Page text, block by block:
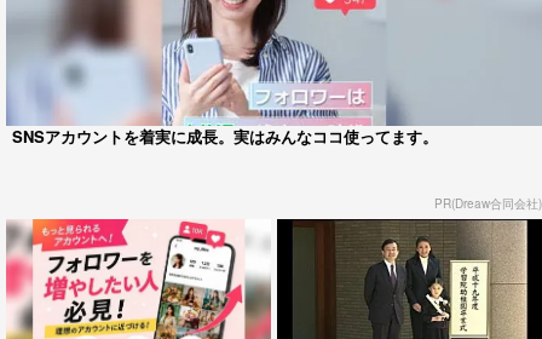
SNSアカウントを着実に成長。実はみんなココ使ってます。
PR(Dreaw合同会社)